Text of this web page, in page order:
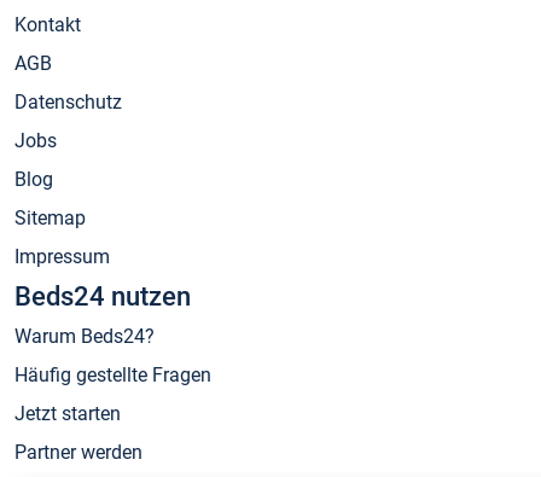
Kontakt
AGB
Datenschutz
Jobs
Blog
Sitemap
Impressum
Beds24 nutzen
Warum Beds24?
Häufig gestellte Fragen
Jetzt starten
Partner werden